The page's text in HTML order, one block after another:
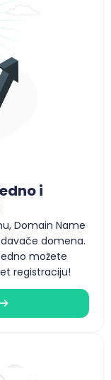
i
Domain Name
domena.
možete
registraciju!